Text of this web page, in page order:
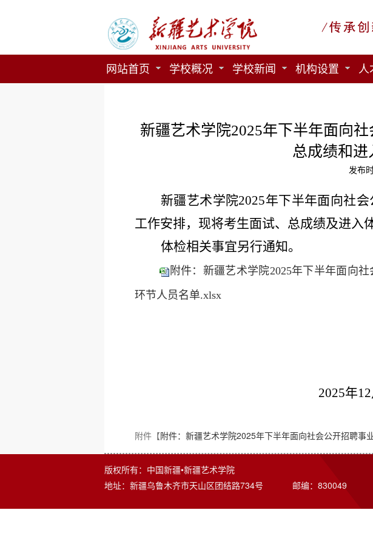
网站首页 学校概况 学校新闻 机构设置 人
新疆艺术学院2025年下半年面向
总成绩和
发布
新疆艺术学院2025年下半年面向社
工作安排，现将考生面试、总成绩及进入
体检相关事宜另行通知。
附件：新疆艺术学院2025年下半年面向
环节人员名单.xlsx
2025年12月
附件【附件：新疆艺术学院2025年下半年面向社会公开招聘
版权所有：中国新疆•新疆艺术学院
地址：新疆乌鲁木齐市天山区团结路734号 邮编：830049